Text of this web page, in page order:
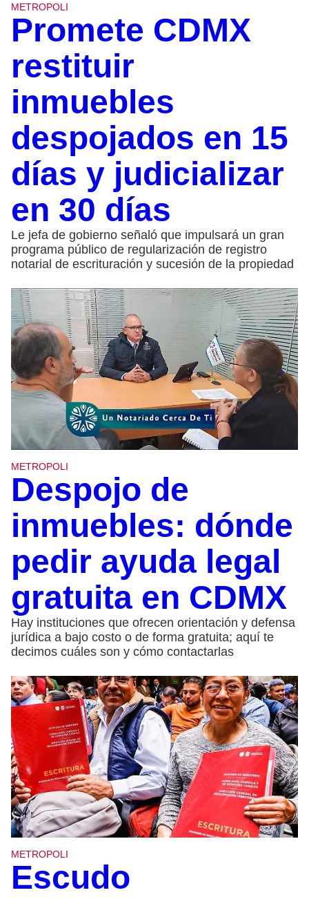
METROPOLI
Promete CDMX
restituir
inmuebles
despojados en 15
días y judicializar
en 30 días
Le jefa de gobierno señaló que impulsará un gran
programa público de regularización de registro
notarial de escrituración y sucesión de la propiedad
METROPOLI
Despojo de
inmuebles: dónde
pedir ayuda legal
gratuita en CDMX
Hay instituciones que ofrecen orientación y defensa
jurídica a bajo costo o de forma gratuita; aquí te
decimos cuáles son y cómo contactarlas
METROPOLI
Escudo